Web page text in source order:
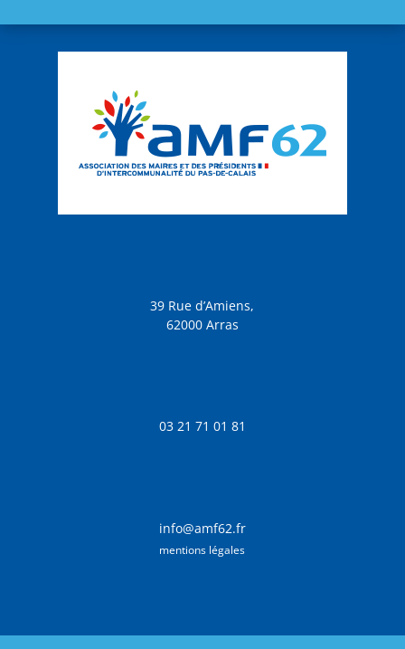
39 Rue d’Amiens,
62000 Arras
03 21 71 01 81
info@amf62.fr
mentions légales